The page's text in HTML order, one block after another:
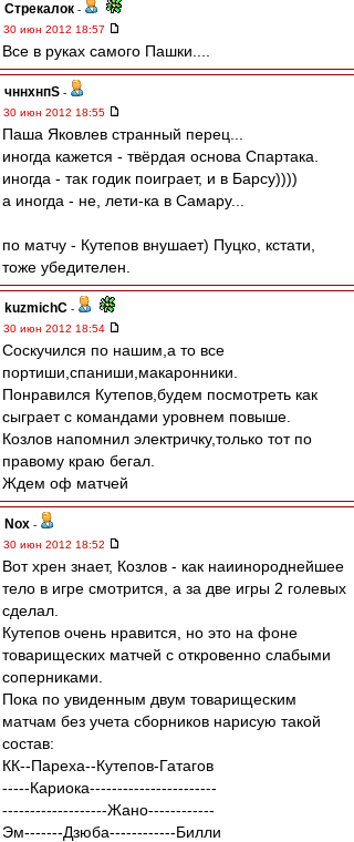
Стрекалок -
30 июн 2012 18:57
Все в руках самого Пашки....
чннхнпS -
30 июн 2012 18:55
Паша Яковлев странный перец...
иногда кажется - твёрдая основа Спартака.
иногда - так годик поиграет, и в Барсу))))
а иногда - не, лети-ка в Самару...
по матчу - Кутепов внушает) Пуцко, кстати,
тоже убедителен.
kuzmichC -
30 июн 2012 18:54
Соскучился по нашим,а то все
портиши,спаниши,макаронники.
Понравился Кутепов,будем посмотреть как
сыграет с командами уровнем повыше.
Козлов напомнил электричку,только тот по
правому краю бегал.
Ждем оф матчей
Nox -
30 июн 2012 18:52
Вот хрен знает, Козлов - как наиинороднейшее
тело в игре смотрится, а за две игры 2 голевых
сделал.
Кутепов очень нравится, но это на фоне
товарищеских матчей с откровенно слабыми
соперниками.
Пока по увиденным двум товарищеским
матчам без учета сборников нарисую такой
состав:
КК--Пареха--Кутепов-Гатагов
-----Кариока-----------------------
-------------------Жано------------
Эм-------Дзюба------------Билли